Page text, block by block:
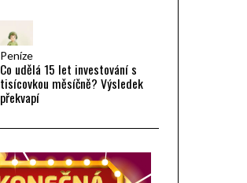
Peníze
Co udělá 15 let investování s
tisícovkou měsíčně? Výsledek
překvapí